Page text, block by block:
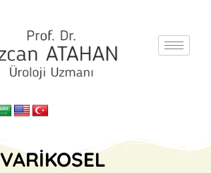
VARİKOSEL